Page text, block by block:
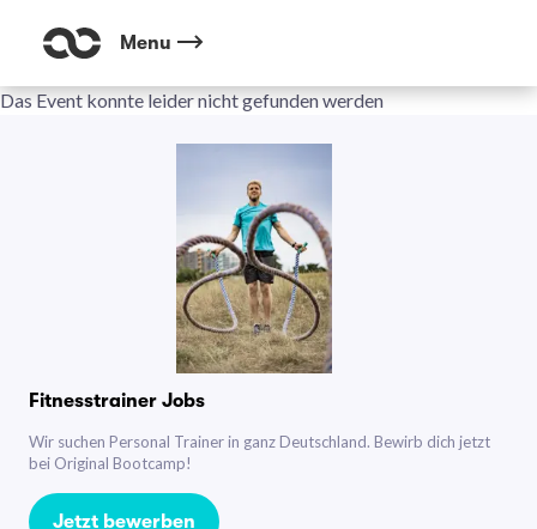
Menu
Das Event konnte leider nicht gefunden werden
Fitnesstrainer Jobs
Wir suchen Personal Trainer in ganz Deutschland. Bewirb dich jetzt
bei Original Bootcamp!
Jetzt bewerben